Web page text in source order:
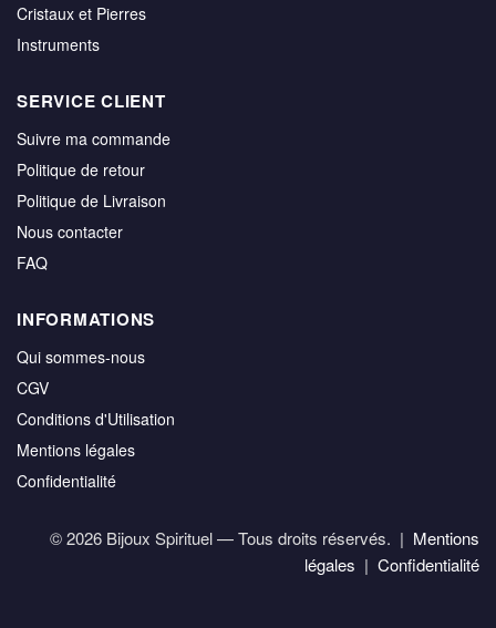
Cristaux et Pierres
Instruments
SERVICE CLIENT
Suivre ma commande
Politique de retour
Politique de Livraison
Nous contacter
FAQ
INFORMATIONS
Qui sommes-nous
CGV
Conditions d'Utilisation
Mentions légales
Confidentialité
© 2026 Bijoux Spirituel — Tous droits réservés. | Mentions
légales | Confidentialité